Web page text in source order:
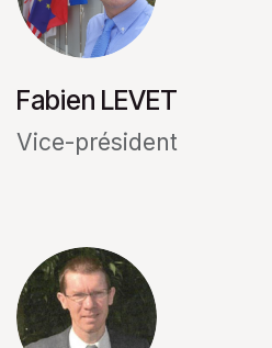
Fabien LEVET
Vice-président